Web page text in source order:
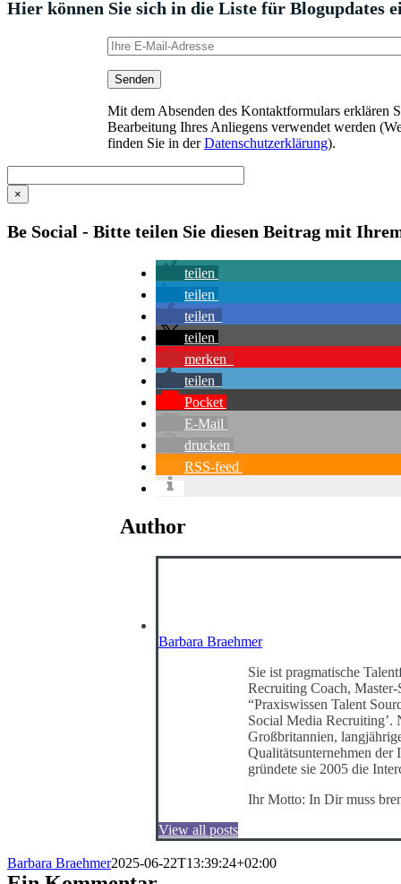
Hier können Sie sich in die Liste für Blogupdates
Mit dem Absenden des Kontaktformulars erklären
Bearbeitung Ihres Anliegens verwendet werden
finden Sie in derDatenschutzerklärung).
×
Be Social - Bitte teilen Sie diesen Beitrag mit
teilen
teilen
teilen
teilen
merken
teilen
Pocket
E-Mail
drucken
RSS-feed
Author
Barbara Braehmer
Sie ist pragmatische
Recruiting Coach,
“Praxiswissen Talent
Social Media
Großbritannien,
Qualitätsunternehmen der
gründete sie 2005 die
Ihr Motto: In Dir muss
View all posts
Barbara Braehmer2025-06-22T13:39:24+02:00